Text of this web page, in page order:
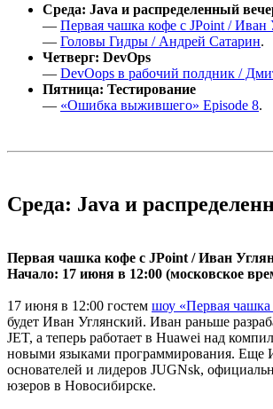
Среда: Java и распределенный
— Первая чашка кофе с JPoint / Иван
— Головы Гидры / Андрей Сатарин.
Четверг: DevOps
— DevOops в рабочий полдник /
Пятница: Тестирование
— «Ошибка выжившего» Episode 8.
Среда: Java и
Первая чашка кофе с JPoint / Иван
Начало: 17 июня в 12:00 (московское
17 июня в 12:00 гостем шоу «Первая чашка
будет Иван Углянский. Иван раньше
JET, а теперь работает в Huawei над
новыми языками программирования. Еще
основателей и лидеров JUGNsk,
юзеров в Новосибирске.